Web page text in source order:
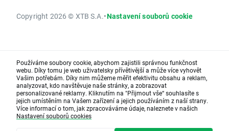
Copyright 2026 © XTB S.A.•Nastavení souborů cookie
Používáme soubory cookie, abychom zajistili správnou funkčnost
webu. Díky tomu je web uživatelsky přívětivější a může více vyhovět
Vašim potřebám. Díky nim můžeme měřit efektivitu obsahu a reklam,
analyzovat, kdo navštěvuje naše stránky, a zobrazovat
personalizované reklamy. Kliknutím na "Přijmout vše“ souhlasíte s
jejich umístěním na Vašem zařízení a jejich používáním z naší strany.
Více informací o tom, jak zpracováváme údaje, naleznete v našich
Nastavení souborů cookies